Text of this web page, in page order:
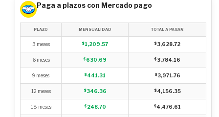
Paga a plazos con Mercado pago
PLAZO MENSUALIDAD TOTAL A PAGAR
3 meses $1,209.57 $3,628.72
6 meses $630.69 $3,784.16
9 meses $441.31 $3,971.76
12 meses $346.36 $4,156.35
18 meses $248.70 $4,476.61